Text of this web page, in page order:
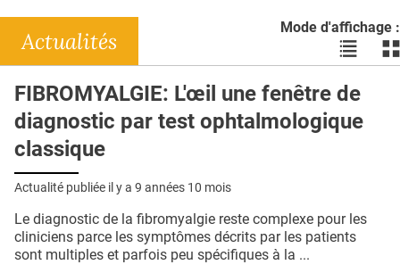
DOSSIERS
RÉSEAUX
E-REVUE SAD
THÉMA
L'APP
PUBLICITÉ
Mode d'affichage :
Voir
les
en
liste
les
Actualités
FIBROMYALGIE: L'œil une fenêtre de
diagnostic par test ophtalmologique
classique
Actualité publiée il y a 9 années 10 mois
Le diagnostic de la fibromyalgie reste complexe pour les
cliniciens parce les symptômes décrits par les patients
sont multiples et parfois peu spécifiques à la ...